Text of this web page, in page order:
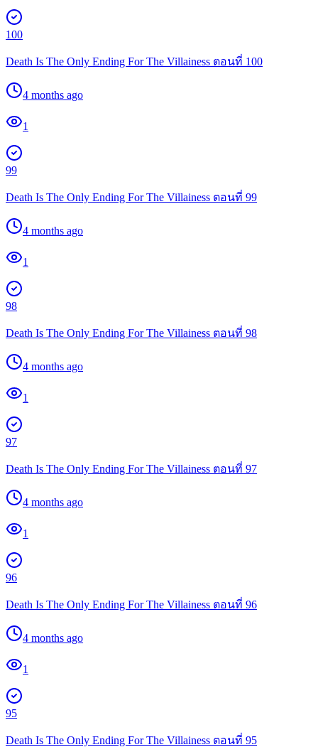
100
Death Is The Only Ending For The Villainess ตอนที่ 100
4 months ago
1
99
Death Is The Only Ending For The Villainess ตอนที่ 99
4 months ago
1
98
Death Is The Only Ending For The Villainess ตอนที่ 98
4 months ago
1
97
Death Is The Only Ending For The Villainess ตอนที่ 97
4 months ago
1
96
Death Is The Only Ending For The Villainess ตอนที่ 96
4 months ago
1
95
Death Is The Only Ending For The Villainess ตอนที่ 95